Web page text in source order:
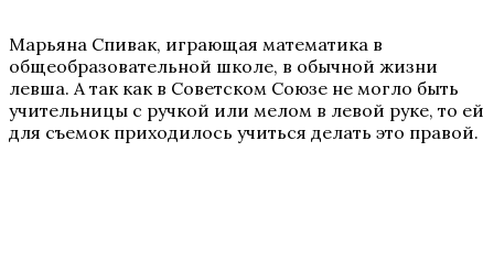
Марьяна Спивак, играющая математика в
общеобразовательной школе, в обычной жизни
левша. А так как в Советском Союзе не могло быть
учительницы с ручкой или мелом в левой руке, то ей
для съемок приходилось учиться делать это правой.